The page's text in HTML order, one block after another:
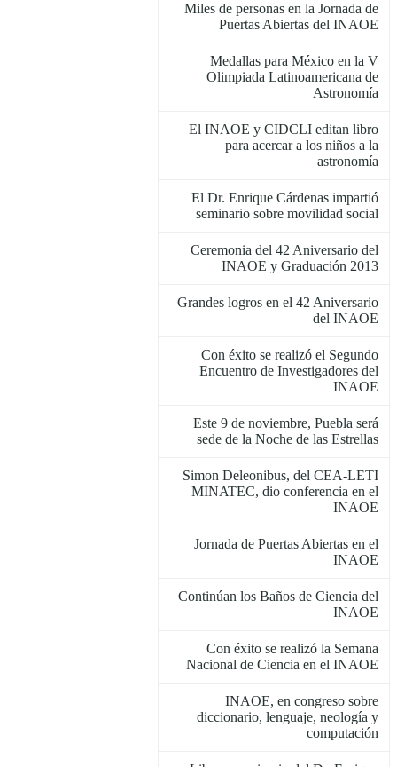
Miles de personas en la Jornada de
Puertas Abiertas del INAOE
Medallas para México en la V
Olimpiada Latinoamericana de
Astronomía
El INAOE y CIDCLI editan libro
para acercar a los niños a la
astronomía
El Dr. Enrique Cárdenas impartió
seminario sobre movilidad social
Ceremonia del 42 Aniversario del
INAOE y Graduación 2013
Grandes logros en el 42 Aniversario
del INAOE
Con éxito se realizó el Segundo
Encuentro de Investigadores del
INAOE
Este 9 de noviembre, Puebla será
sede de la Noche de las Estrellas
Simon Deleonibus, del CEA-LETI
MINATEC, dio conferencia en el
INAOE
Jornada de Puertas Abiertas en el
INAOE
Continúan los Baños de Ciencia del
INAOE
Con éxito se realizó la Semana
Nacional de Ciencia en el INAOE
INAOE, en congreso sobre
diccionario, lenguaje, neología y
computación